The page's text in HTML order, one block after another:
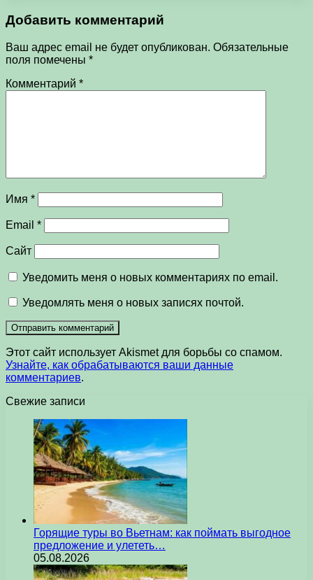
Добавить комментарий
Ваш адрес email не будет опубликован. Обязательные
поля помечены *
Комментарий *
Имя *
Email *
Сайт
Уведомить меня о новых комментариях по email.
Уведомлять меня о новых записях почтой.
Этот сайт использует Akismet для борьбы со спамом.
Узнайте, как обрабатываются ваши данные
комментариев.
Свежие записи
Горящие туры во Вьетнам: как поймать выгодное
предложение и улететь…
05.08.2026